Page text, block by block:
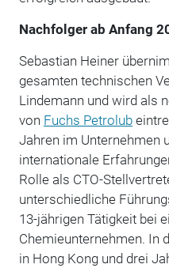
Nachfolger ab Anfang
Sebastian Heiner
gesamten technischen
Lindemann und wird als
von Fuchs Petrolub
Jahren im Unternehmen
internationale
Rolle als CTO-
unterschiedliche
13-jährigen Tätigkeit bei
Chemieunternehmen. In
in Hong Kong und drei